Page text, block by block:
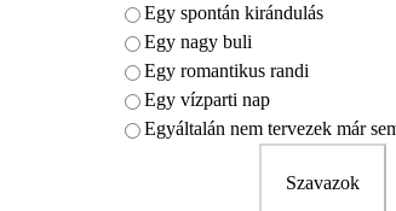
Egy spontán kirándulás
Egy nagy buli
Egy romantikus randi
Egy vízparti nap
Egyáltalán nem tervezek már
Szavazok